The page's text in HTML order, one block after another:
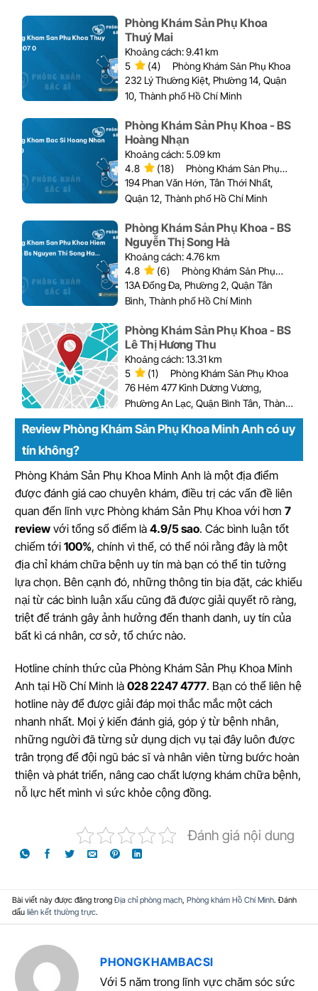
Phòng Khám Sản Phụ Khoa
Thuý Mai
Khoảng cách: 9.41 km
5
(4)
Phòng Khám Sản Phụ Khoa
232 Lý Thường Kiệt, Phường 14, Quận
10, Thành phố Hồ Chí Minh
Phòng Khám Sản Phụ Khoa - BS
Hoàng Nhạn
Khoảng cách: 5.09 km
4.8
(18)
Phòng Khám Sản Phụ
Khoa
194 Phan Văn Hớn, Tân Thới Nhất,
Quận 12, Thành phố Hồ Chí Minh
Phòng Khám Sản Phụ Khoa - BS
Nguyễn Thị Song Hà
Khoảng cách: 4.76 km
4.8
(6)
Phòng Khám Sản Phụ
Khoa
13A Đống Đa, Phường 2, Quận Tân
Bình, Thành phố Hồ Chí Minh
Phòng Khám Sản Phụ Khoa - BS
Lê Thị Hương Thu
Khoảng cách: 13.31 km
5
(1)
Phòng Khám Sản Phụ Khoa
76 Hẻm 477 Kinh Dương Vương,
Phường An Lạc, Quận Bình Tân, Thành
phố Hồ Chí Minh
Review Phòng Khám Sản Phụ Khoa Minh Anh có uy
tín không?
Phòng Khám Sản Phụ Khoa Minh Anh là một địa điểm
được đánh giá cao chuyên khám, điều trị các vấn đề liên
quan đến lĩnh vực Phòng khám Sản Phụ Khoa với hơn 7
review với tổng số điểm là 4.9/5 sao. Các bình luận tốt
chiếm tới 100%, chính vì thế, có thể nói rằng đây là một
địa chỉ khám chữa bệnh uy tín mà bạn có thể tin tưởng
lựa chọn. Bên cạnh đó, những thông tin bịa đặt, các khiếu
nại từ các bình luận xấu cũng đã được giải quyết rõ ràng,
triệt để tránh gây ảnh hưởng đến thanh danh, uy tín của
bất kì cá nhân, cơ sở, tổ chức nào.
Hotline chính thức của Phòng Khám Sản Phụ Khoa Minh
Anh tại Hồ Chí Minh là 028 2247 4777. Bạn có thể liên hệ
hotline này để được giải đáp mọi thắc mắc một cách
nhanh nhất. Mọi ý kiến đánh giá, góp ý từ bệnh nhân,
những người đã từng sử dụng dịch vụ tại đây luôn được
trân trọng để đội ngũ bác sĩ và nhân viên từng bước hoàn
thiện và phát triển, nâng cao chất lượng khám chữa bệnh,
nỗ lực hết mình vì sức khỏe cộng đồng.
Đánh giá nội dung
Bài viết này được đăng trongĐịa chỉ phòng mạch, Phòng khám Hồ Chí Minh. Đánh
dấu liên kết thường trực.
PHONGKHAMBACSI
Với 5 năm trong lĩnh vực chăm sóc sức